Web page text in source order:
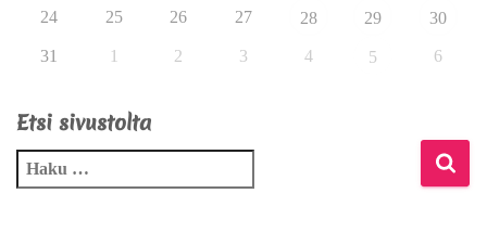
24 25 26 27 28 29 30
31 1 2 3 4 5 6
Etsi sivustolta